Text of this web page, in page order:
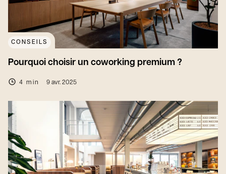
CONSEILS
Pourquoi choisir un coworking premium ?
4 min 9 avr. 2025